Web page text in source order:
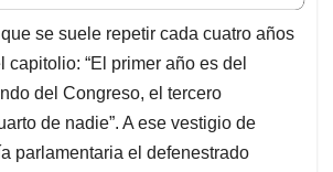
k
e
d
I
n
i
l
e
a
d
s
se suele repetir cada cuatro años
“El primer año es del
del Congreso, el tercero
de nadie”. A ese vestigio de
parlamentaria el defenestrado